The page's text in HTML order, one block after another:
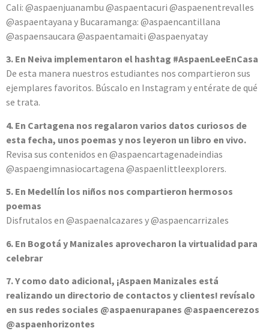
Cali: @aspaenjuanambu @aspaentacuri @aspaenentrevalles
@aspaentayana y Bucaramanga: @aspaencantillana
@aspaensaucara @aspaentamaiti @aspaenyatay
3. En Neiva implementaron el hashtag #AspaenLeeEnCasa
De esta manera nuestros estudiantes nos compartieron sus
ejemplares favoritos. Búscalo en Instagram y entérate de qué
se trata.
4. En Cartagena nos regalaron varios datos curiosos de
esta fecha, unos poemas y nos leyeron un libro en vivo.
Revisa sus contenidos en @aspaencartagenadeindias
@aspaengimnasiocartagena @aspaenlittleexplorers.
5. En Medellín los niños nos compartieron hermosos
poemas
Disfrutalos en @aspaenalcazares y @aspaencarrizales
6. En Bogotá y Manizales aprovecharon la virtualidad para
celebrar
7. Y como dato adicional, ¡Aspaen Manizales está
realizando un directorio de contactos y clientes! revísalo
en sus redes sociales @aspaenurapanes @aspaencerezos
@aspaenhorizontes